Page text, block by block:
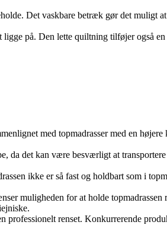
Det vaskbare betræk gør det muligt
på. Den lette quiltning tilføjer også
med topmadrasser med en
da det kan være besværligt at
ikke er så fast og holdbart som i
muligheden for at holde
renset. Konkurrerende